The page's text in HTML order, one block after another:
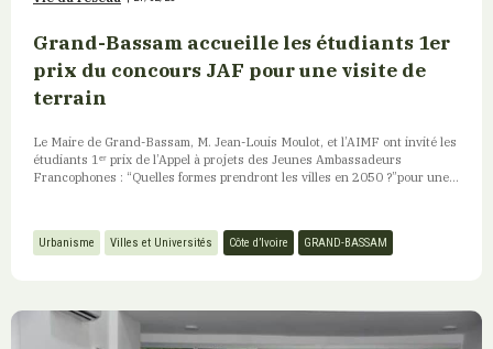
Grand-Bassam accueille les étudiants 1er
prix du concours JAF pour une visite de
terrain
Le Maire de Grand-Bassam, M. Jean-Louis Moulot, et l’AIMF ont invité les
étudiants 1ᵉʳ prix de l’Appel à projets des Jeunes Ambassadeurs
Francophones : “Quelles formes prendront les villes en 2050 ?”pour une...
Urbanisme Villes et Universités Côte d’Ivoire GRAND-BASSAM